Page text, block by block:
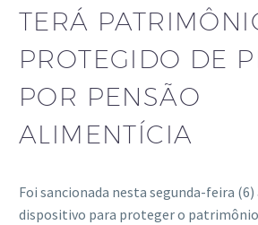
TERÁ
PROTEGIDO DE
POR PENSÃO
ALIMENTÍCIA
Foi sancionada nesta segunda-feira
dispositivo para proteger o